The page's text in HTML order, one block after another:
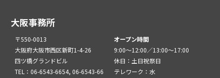
大阪事務所
〒550-0013
大阪府大阪市西区新町1-4-26
四ツ橋グランドビル
TEL：06-6543-6654, 06-6543-66
オープン時間
9:00～12:00／13:00～17:00
休日：土日祝祭日
テレワーク：水